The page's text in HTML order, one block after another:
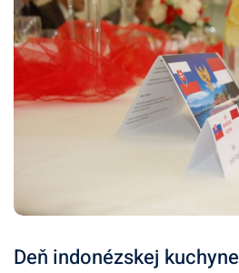
Deň indonézskej kuchyne